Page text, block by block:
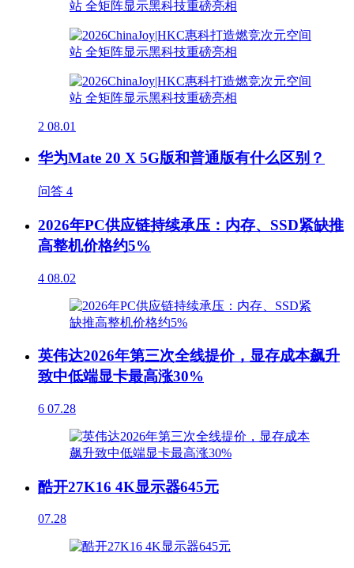
2 08.01
华为Mate 20 X 5G版和普通版有什么区别？
问答 4
2026年PC供应链持续承压：内存、SSD紧缺推
高整机价格约5%
4 08.02
英伟达2026年第三次全线提价，显存成本飙升
致中低端显卡最高涨30%
6 07.28
酷开27K16 4K显示器645元
07.28